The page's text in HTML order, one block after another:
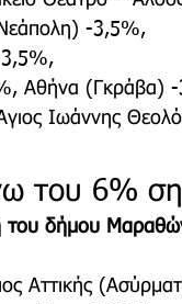
-3,5%,
Αθήνα (Γκράβα)
Ιωάννης
του 6%
του δήμου
Αττικής